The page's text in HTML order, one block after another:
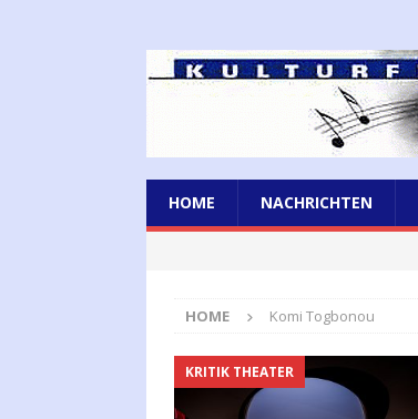
HOME NACHRICHTEN
HOME Komi Togbonou
KRITIK THEATER